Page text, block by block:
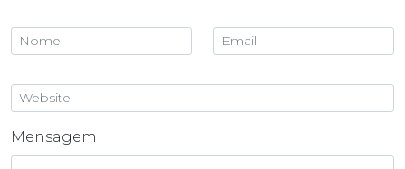
Mensagem